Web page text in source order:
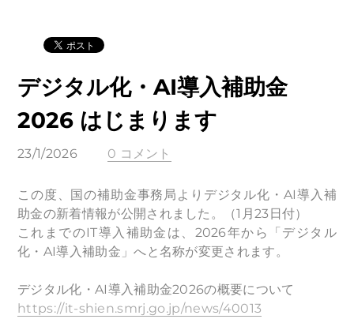
デジタル化・AI導入補助金
2026 はじまります
23/1/2026 0 コメント
この度、国の補助金事務局よりデジタル化・AI導入補
助金の新着情報が公開されました。（1月23日付）
これまでのIT導入補助金は、2026年から「デジタル
化・AI導入補助金」へと名称が変更されます。
デジタル化・AI導入補助金2026の概要について
https://it-shien.smrj.go.jp/news/40013